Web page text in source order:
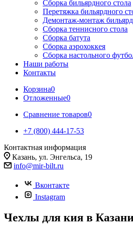
Сборка бильярдного стола
Перетяжка бильярдного
Демонтаж-монтаж
Сборка теннисного стола
Сборка батута
Сборка аэрохоккея
Сборка настольного
Наши работы
Контакты
Корзина0
Отложенные0
Сравнение товаров0
+7 (800) 444-17-53
Контактная информация
Казань, ул. Энгельса, 19
info@mir-bilt.ru
Вконтакте
Instagram
Чехлы для кия в